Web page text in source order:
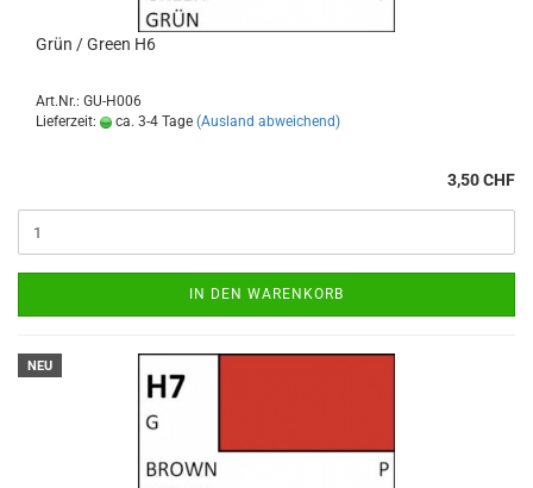
Grün / Green H6
Art.Nr.: GU-H006
Lieferzeit:
ca. 3-4 Tage (Ausland abweichend)
3,50 CHF
IN DEN WARENKORB
NEU